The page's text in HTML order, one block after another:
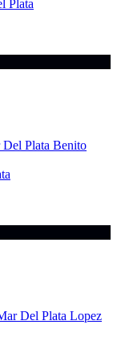
Plata